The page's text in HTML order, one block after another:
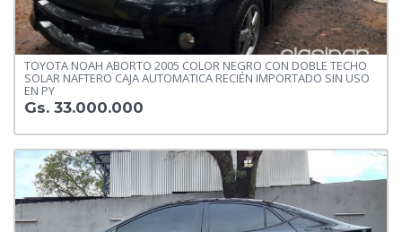
TOYOTA NOAH ABORTO 2005 COLOR NEGRO CON DOBLE TECHO
SOLAR NAFTERO CAJA AUTOMATICA RECIÉN IMPORTADO SIN USO
EN PY
Gs. 33.000.000